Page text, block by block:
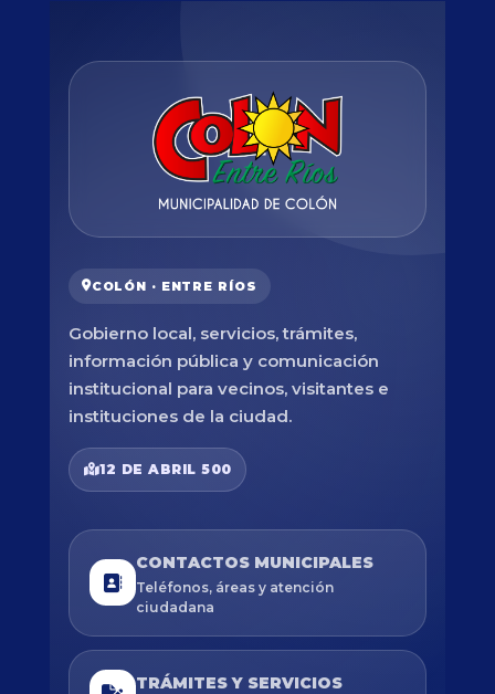
COLÓN · ENTRE RÍOS
Gobierno local, servicios, trámites,
información pública y comunicación
institucional para vecinos, visitantes e
instituciones de la ciudad.
12 DE ABRIL 500
CONTACTOS MUNICIPALES
Teléfonos, áreas y atención
ciudadana
TRÁMITES Y SERVICIOS